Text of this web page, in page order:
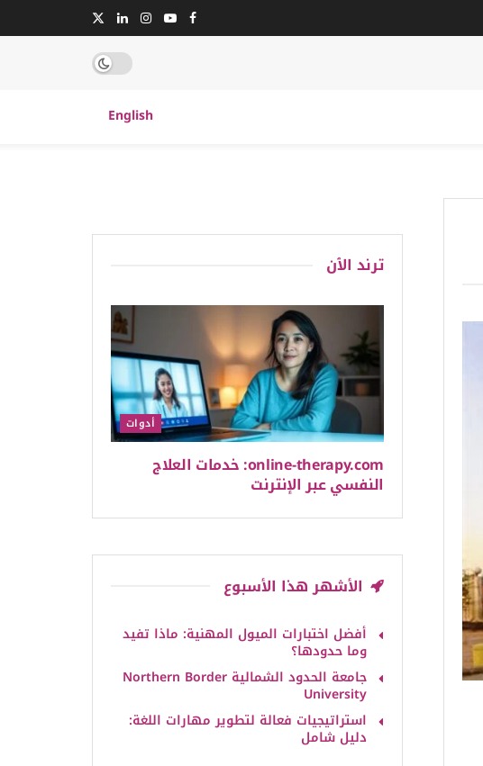
English
ترند الٱن
أدوات
online-therapy.com: خدمات العلاج
النفسي عبر الإنترنت
الأشهر هذا الأسبوع
أفضل اختبارات الميول المهنية: ماذا تفيد
وما حدودها؟
جامعة الحدود الشمالية Northern Border
University
استراتيجيات فعالة لتطوير مهارات اللغة:
دليل شامل